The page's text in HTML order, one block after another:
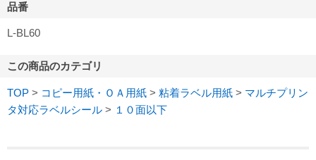
品番
L-BL60
この商品のカテゴリ
TOP > コピー用紙・ＯＡ用紙 > 粘着ラベル用紙 > マルチプリン
タ対応ラベルシール > １０面以下